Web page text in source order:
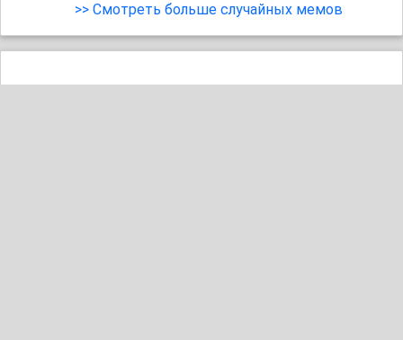
>> Смотреть больше случайных мемов